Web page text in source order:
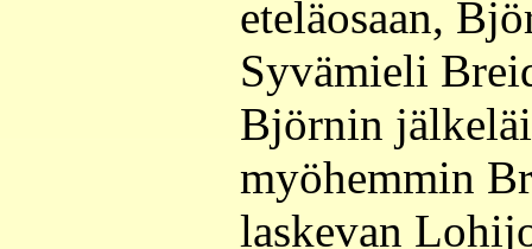
eteläosaan,
Syvämieli
Björnin
myöhemmin
laskevan